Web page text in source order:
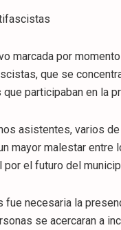
marcada por
que se
participaban en la
asistentes, varios
mayor malestar
por el futuro del
necesaria la
se acercaran a